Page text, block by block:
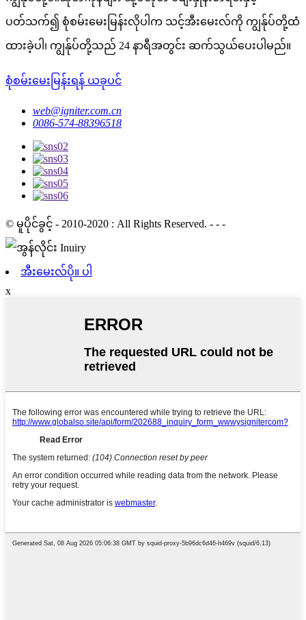
ပတ်သက်၍ စုံစမ်းမေးမြန်းလိုပါက သင့်အီးမေးလ်ကို ကျွန်ုပ်တို့ထံ
ထားခဲ့ပါ၊ ကျွန်ုပ်တို့သည် 24 နာရီအတွင်း ဆက်သွယ်ပေးပါမည်။
စုံစမ်းမေးမြန်းရန် ယခုပင်
web@igniter.com.cn
0086-574-88396518
© မူပိုင်ခွင့် - 2010-2020 : All Rights Reserved. - - -
အီးမေးလ်ပို။ ပါ
x